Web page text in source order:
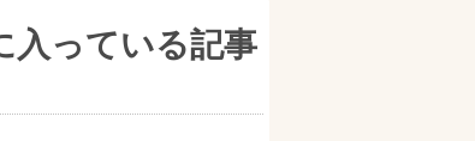
入っている記事